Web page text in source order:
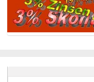
e